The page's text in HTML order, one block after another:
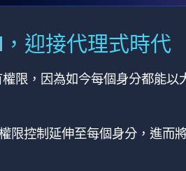
，迎接代理式時代
限，因為如今每個身分都能以
限控制延伸至每個身分，進而